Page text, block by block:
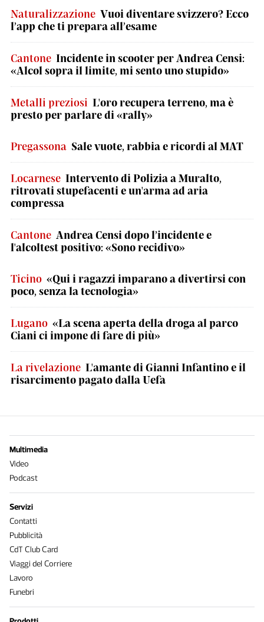
Naturalizzazione Vuoi diventare svizzero? Ecco
l’app che ti prepara all’esame
Cantone Incidente in scooter per Andrea Censi:
«Alcol sopra il limite, mi sento uno stupido»
Metalli preziosi L'oro recupera terreno, ma è
presto per parlare di «rally»
Pregassona Sale vuote, rabbia e ricordi al MAT
Locarnese Intervento di Polizia a Muralto,
ritrovati stupefacenti e un'arma ad aria
compressa
Cantone Andrea Censi dopo l’incidente e
l'alcoltest positivo: «Sono recidivo»
Ticino «Qui i ragazzi imparano a divertirsi con
poco, senza la tecnologia»
Lugano «La scena aperta della droga al parco
Ciani ci impone di fare di più»
La rivelazione L'amante di Gianni Infantino e il
risarcimento pagato dalla Uefa
Multimedia
Video
Podcast
Servizi
Contatti
Pubblicità
CdT Club Card
Viaggi del Corriere
Lavoro
Funebri